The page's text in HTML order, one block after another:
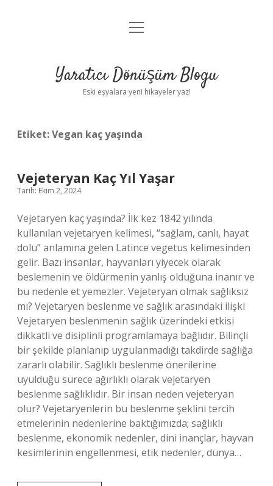
Anasayfa
Yasal Uyarı
menüyü
Yaratıcı Dönüşüm Blogu
Eski eşyalara yeni hikayeler yaz!
Etiket:Vegan kaç yaşında
Vejeteryan Kaç Yıl Yaşar
Tarih: Ekim 2, 2024
Vejetaryen kaç yaşında? İlk kez 1842 yılında
kullanılan vejetaryen kelimesi, “sağlam, canlı, hayat
dolu” anlamına gelen Latince vegetus kelimesinden
gelir. Bazı insanlar, hayvanları yiyecek olarak
beslemenin ve öldürmenin yanlış olduğuna inanır ve
bu nedenle et yemezler. Vejeteryan olmak sağlıksız
mı? Vejetaryen beslenme ve sağlık arasındaki ilişki
Vejetaryen beslenmenin sağlık üzerindeki etkisi
dikkatli ve disiplinli programlamaya bağlıdır. Bilinçli
bir şekilde planlanıp uygulanmadığı takdirde sağlığa
zararlı olabilir. Sağlıklı beslenme önerilerine
uyulduğu sürece ağırlıklı olarak vejetaryen
beslenme sağlıklıdır. Bir insan neden vejeteryan
olur? Vejetaryenlerin bu beslenme şeklini tercih
etmelerinin nedenlerine baktığımızda; sağlıklı
beslenme, ekonomik nedenler, dini inançlar, hayvan
kesimlerinin engellenmesi, etik nedenler, dünya…